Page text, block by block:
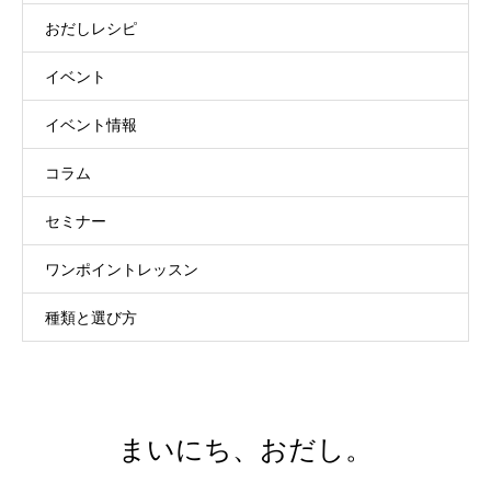
おだしレシピ
イベント
イベント情報
コラム
セミナー
ワンポイントレッスン
種類と選び方
まいにち、おだし。